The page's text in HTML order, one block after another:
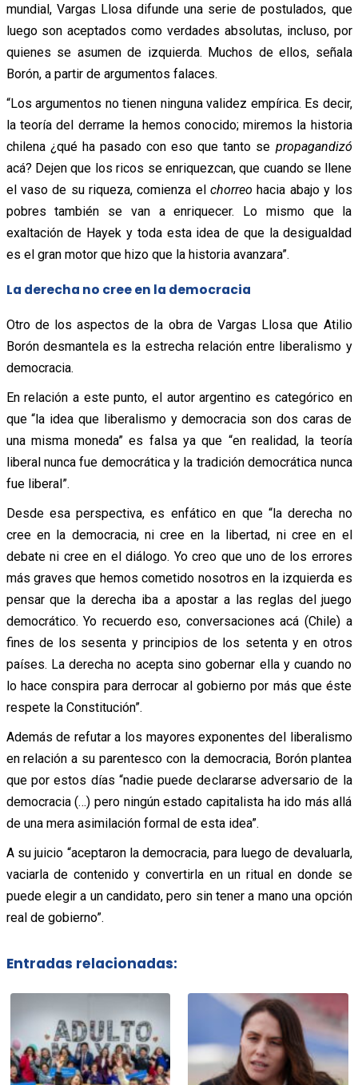
mundial, Vargas Llosa difunde una serie de postulados, que
luego son aceptados como verdades absolutas, incluso, por
quienes se asumen de izquierda. Muchos de ellos, señala
Borón, a partir de argumentos falaces.
“Los argumentos no tienen ninguna validez empírica. Es decir,
la teoría del derrame la hemos conocido; miremos la historia
chilena ¿qué ha pasado con eso que tanto se propagandizó
acá? Dejen que los ricos se enriquezcan, que cuando se llene
el vaso de su riqueza, comienza elchorreo hacia abajo y los
pobres también se van a enriquecer. Lo mismo que la
exaltación de Hayek y toda esta idea de que la desigualdad
es el gran motor que hizo que la historia avanzara”.
La derecha no cree en la democracia
Otro de los aspectos de la obra de Vargas Llosa que Atilio
Borón desmantela es la estrecha relación entre liberalismo y
democracia.
En relación a este punto, el autor argentino es categórico en
que “la idea que liberalismo y democracia son dos caras de
una misma moneda” es falsa ya que “en realidad, la teoría
liberal nunca fue democrática y la tradición democrática nunca
fue liberal”.
Desde esa perspectiva, es enfático en que “la derecha no
cree en la democracia, ni cree en la libertad, ni cree en el
debate ni cree en el diálogo. Yo creo que uno de los errores
más graves que hemos cometido nosotros en la izquierda es
pensar que la derecha iba a apostar a las reglas del juego
democrático. Yo recuerdo eso, conversaciones acá (Chile) a
fines de los sesenta y principios de los setenta y en otros
países. La derecha no acepta sino gobernar ella y cuando no
lo hace conspira para derrocar al gobierno por más que éste
respete la Constitución”.
Además de refutar a los mayores exponentes del liberalismo
en relación a su parentesco con la democracia, Borón plantea
que por estos días “nadie puede declararse adversario de la
democracia (…) pero ningún estado capitalista ha ido más allá
de una mera asimilación formal de esta idea”.
A su juicio “aceptaron la democracia, para luego de devaluarla,
vaciarla de contenido y convertirla en un ritual en donde se
puede elegir a un candidato, pero sin tener a mano una opción
real de gobierno”.
Entradas relacionadas: